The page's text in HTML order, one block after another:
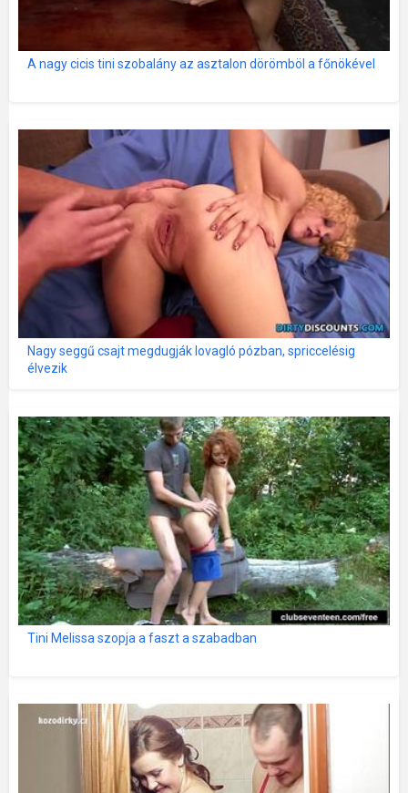
A nagy cicis tini szobalány az asztalon dörömböl a főnökével
Nagy seggű csajt megdugják lovagló pózban, spriccelésig
élvezik
Tini Melissa szopja a faszt a szabadban